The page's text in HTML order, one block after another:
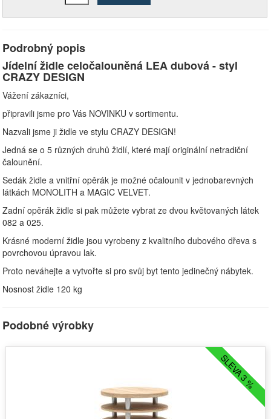
Podrobný popis
Jídelní židle celočalouněná LEA dubová - styl
CRAZY DESIGN
Vážení zákazníci,
připravili jsme pro Vás NOVINKU v sortimentu.
Nazvali jsme ji židle ve stylu CRAZY DESIGN!
Jedná se o 5 různých druhů židlí, které mají originální netradiční
čalounění.
Sedák židle a vnitřní opěrák je možné očalounit v jednobarevných
látkách MONOLITH a MAGIC VELVET.
Zadní opěrák židle si pak můžete vybrat ze dvou květovaných látek
082 a 025.
Krásné moderní židle jsou vyrobeny z kvalitního dubového dřeva s
povrchovou úpravou lak.
Proto neváhejte a vytvořte si pro svůj byt tento jedinečný nábytek.
Nosnost židle 120 kg
Podobné výrobky
SLEVA 3 %